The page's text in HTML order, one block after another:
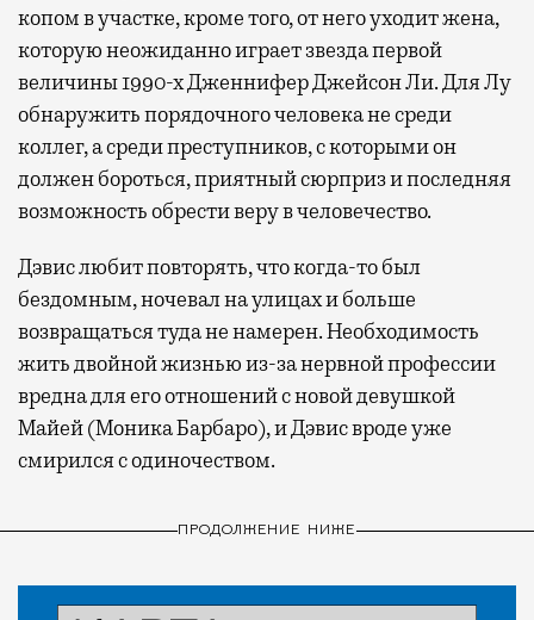
копом в участке, кроме того, от него уходит жена,
которую неожиданно играет звезда первой
величины 1990-х Дженнифер Джейсон Ли. Для Лу
обнаружить порядочного человека не среди
коллег, а среди преступников, с которыми он
должен бороться, приятный сюрприз и последняя
возможность обрести веру в человечество.
Дэвис любит повторять, что когда-то был
бездомным, ночевал на улицах и больше
возвращаться туда не намерен. Необходимость
жить двойной жизнью из-за нервной профессии
вредна для его отношений с новой девушкой
Майей (Моника Барбаро), и Дэвис вроде уже
смирился с одиночеством.
ПРОДОЛЖЕНИЕ НИЖЕ